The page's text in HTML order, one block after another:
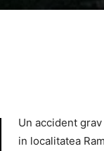
Un accident
in localitatea